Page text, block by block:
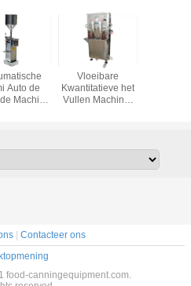
Auto de
Machine
Vloeibare
Kwantitatieve het
Vullen Machine,
Vullen Machine
| Contacteer ons
food-canningequipment.com.